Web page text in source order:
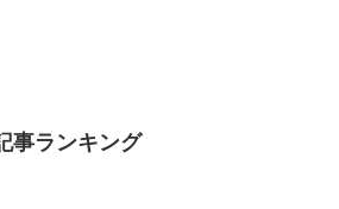
事ランキング